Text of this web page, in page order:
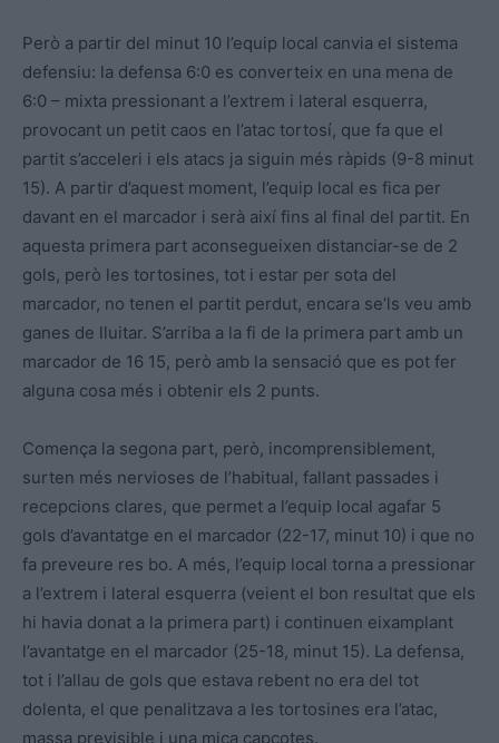
Però a partir del minut 10 l’equip local canvia el sistema
defensiu: la defensa 6:0 es converteix en una mena de
6:0 – mixta pressionant a l’extrem i lateral esquerra,
provocant un petit caos en l’atac tortosí, que fa que el
partit s’acceleri i els atacs ja siguin més ràpids (9-8 minut
15). A partir d’aquest moment, l’equip local es fica per
davant en el marcador i serà així fins al final del partit. En
aquesta primera part aconsegueixen distanciar-se de 2
gols, però les tortosines, tot i estar per sota del
marcador, no tenen el partit perdut, encara se’ls veu amb
ganes de lluitar. S’arriba a la fi de la primera part amb un
marcador de 16 15, però amb la sensació que es pot fer
alguna cosa més i obtenir els 2 punts.
Comença la segona part, però, incomprensiblement,
surten més nervioses de l’habitual, fallant passades i
recepcions clares, que permet a l’equip local agafar 5
gols d’avantatge en el marcador (22-17, minut 10) i que no
fa preveure res bo. A més, l’equip local torna a pressionar
a l’extrem i lateral esquerra (veient el bon resultat que els
hi havia donat a la primera part) i continuen eixamplant
l’avantatge en el marcador (25-18, minut 15). La defensa,
tot i l’allau de gols que estava rebent no era del tot
dolenta, el que penalitzava a les tortosines era l’atac,
massa previsible i una mica capcotes.